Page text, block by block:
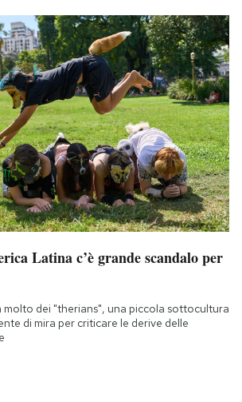
Latina c’è grande scandalo per
molto dei "therians", una piccola sottocultura
di mira per criticare le derive delle